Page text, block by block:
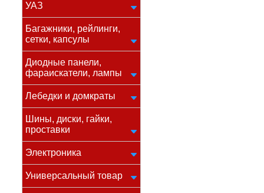
УАЗ
Багажники, рейлинги,
сетки, капсулы
Диодные панели,
фараискатели, лампы
Лебедки и домкраты
Шины, диски, гайки,
проставки
Электроника
Универсальный товар